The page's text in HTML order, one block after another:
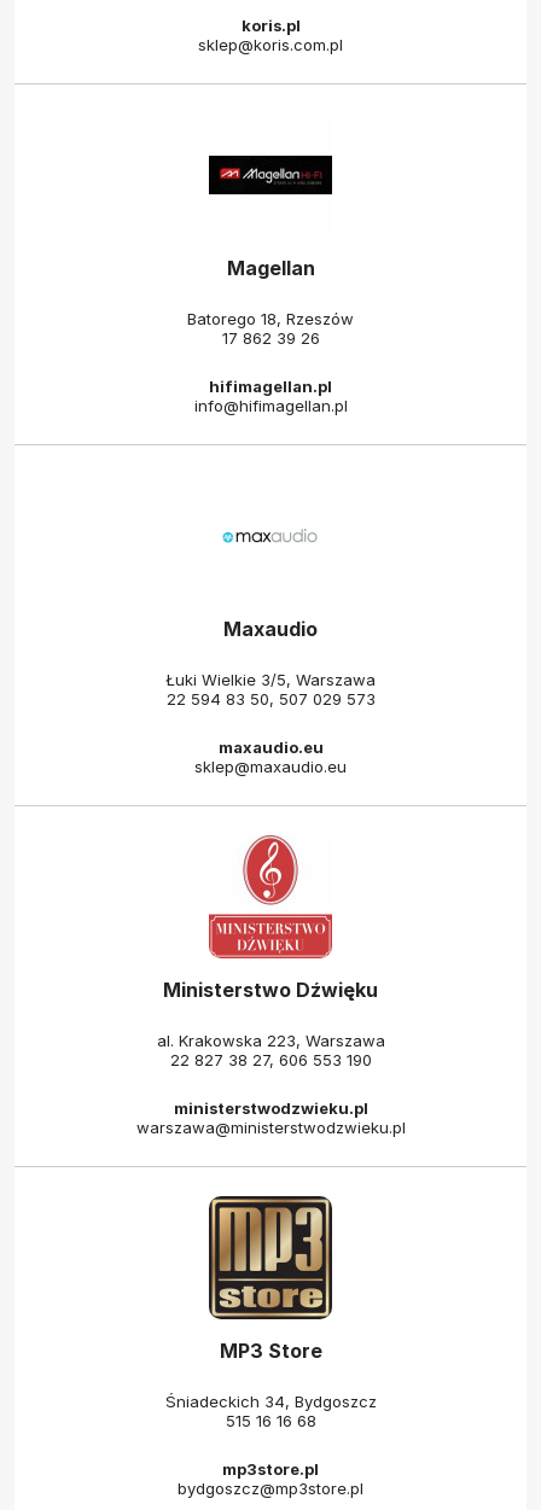
koris.pl
sklep@koris.com.pl
Magellan
Batorego 18, Rzeszów
17 862 39 26
hifimagellan.pl
info@hifimagellan.pl
Maxaudio
Łuki Wielkie 3/5, Warszawa
22 594 83 50, 507 029 573
maxaudio.eu
sklep@maxaudio.eu
Ministerstwo Dźwięku
al. Krakowska 223, Warszawa
22 827 38 27, 606 553 190
ministerstwodzwieku.pl
warszawa@ministerstwodzwieku.pl
MP3 Store
Śniadeckich 34, Bydgoszcz
515 16 16 68
mp3store.pl
bydgoszcz@mp3store.pl